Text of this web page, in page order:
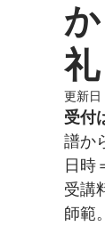
礼
更新日
受付
譜か
日時
受講
師範。